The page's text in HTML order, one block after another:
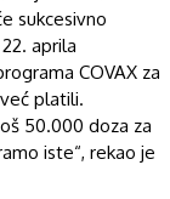
sukcesivno
aprila
COVAX za
platili.
50.000 doza za
iste“, rekao je